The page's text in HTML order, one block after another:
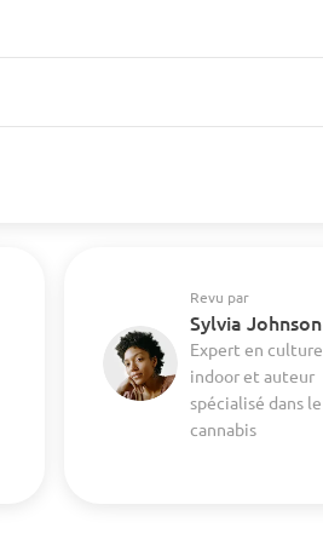
Revu par
Sylvia Johnson
Expert en culture
indoor et auteur
spécialisé dans le
cannabis